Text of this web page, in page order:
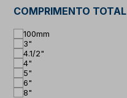
COMPRIMENTO TOTAL
100mm
3"
4.1/2"
4"
5"
6"
8"